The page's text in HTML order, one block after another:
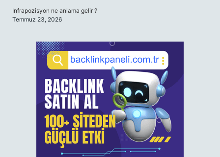
Infrapozisyon ne anlama gelir ?
Temmuz 23, 2026